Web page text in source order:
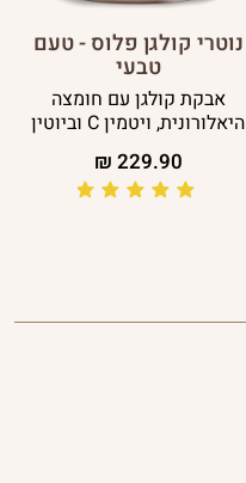
נוטרי קולגן פלוס - טעם
טבעי
אבקת קולגן עם חומצה
היאלורונית, ויטמין C וביוטין
229.90
₪